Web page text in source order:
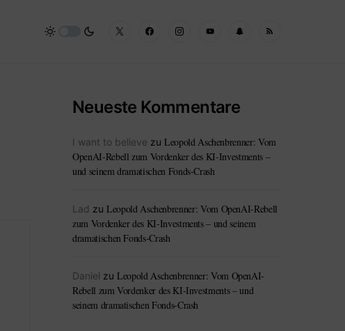
Neueste Kommentare
I want to believe zu Leopold Aschenbrenner: Vom
OpenAI-Rebell zum Vordenker des KI-Investments –
und seinem dramatischen Fonds-Crash
Lad zu Leopold Aschenbrenner: Vom OpenAI-Rebell
zum Vordenker des KI-Investments – und seinem
dramatischen Fonds-Crash
Daniel zu Leopold Aschenbrenner: Vom OpenAI-
Rebell zum Vordenker des KI-Investments – und
seinem dramatischen Fonds-Crash